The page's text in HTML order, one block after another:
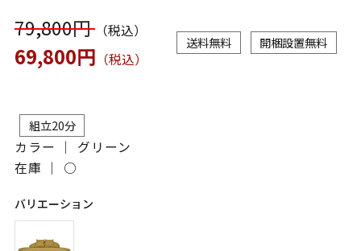
79,800円（税込）
69,800円 （税込）
送料無料 開梱設置無料
組立20分
カラー ｜ グリーン
在庫 ｜ ○
バリエーション